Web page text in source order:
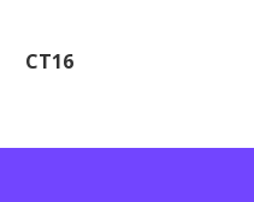
CT16